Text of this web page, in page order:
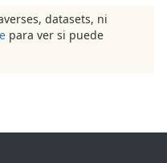
datasets, ni
para ver si puede